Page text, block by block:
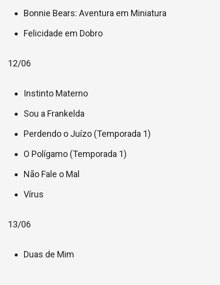
Bonnie Bears: Aventura em Miniatura
Felicidade em Dobro
12/06
Instinto Materno
Sou a Frankelda
Perdendo o Juízo (Temporada 1)
O Polígamo (Temporada 1)
Não Fale o Mal
Vírus
13/06
Duas de Mim